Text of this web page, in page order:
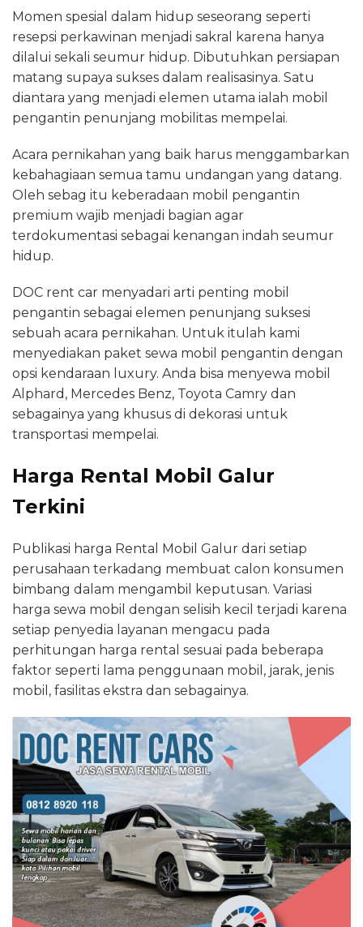
Momen spesial dalam hidup seseorang seperti
resepsi perkawinan menjadi sakral karena hanya
dilalui sekali seumur hidup. Dibutuhkan persiapan
matang supaya sukses dalam realisasinya. Satu
diantara yang menjadi elemen utama ialah mobil
pengantin penunjang mobilitas mempelai.
Acara pernikahan yang baik harus menggambarkan
kebahagiaan semua tamu undangan yang datang.
Oleh sebag itu keberadaan mobil pengantin
premium wajib menjadi bagian agar
terdokumentasi sebagai kenangan indah seumur
hidup.
DOC rent car menyadari arti penting mobil
pengantin sebagai elemen penunjang suksesi
sebuah acara pernikahan. Untuk itulah kami
menyediakan paket sewa mobil pengantin dengan
opsi kendaraan luxury. Anda bisa menyewa mobil
Alphard, Mercedes Benz, Toyota Camry dan
sebagainya yang khusus di dekorasi untuk
transportasi mempelai.
Harga Rental Mobil Galur
Terkini
Publikasi harga Rental Mobil Galur dari setiap
perusahaan terkadang membuat calon konsumen
bimbang dalam mengambil keputusan. Variasi
harga sewa mobil dengan selisih kecil terjadi karena
setiap penyedia layanan mengacu pada
perhitungan harga rental sesuai pada beberapa
faktor seperti lama penggunaan mobil, jarak, jenis
mobil, fasilitas ekstra dan sebagainya.